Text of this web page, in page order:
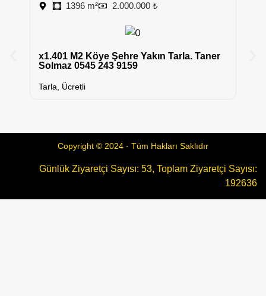
1396 m² 2.000.000 ₺
x1.401 M2 Köye Şehre Yakın Tarla. Taner
Solmaz 0545 243 9159
Tarla Ücretli
Copyright © 2024 - Tüm Hakları Saklıdır
Günlük Ziyaretçi Sayısı: 53, Toplam Ziyaretçi Sayısı:
192636